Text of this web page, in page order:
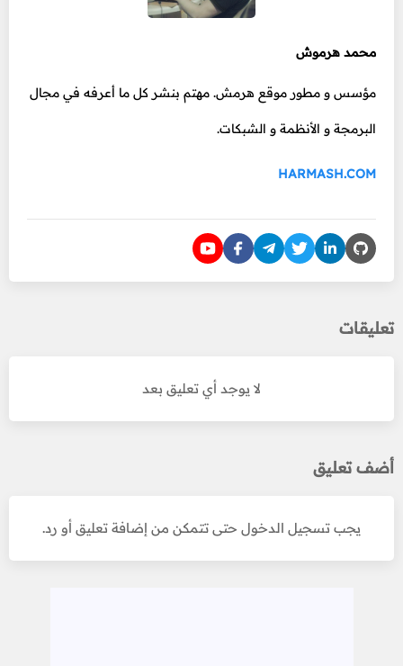
محمد هرموش
مؤسس و مطور موقع هرمش. مهتم بنشر كل ما أعرفه في مجال
البرمجة و الأنظمة و الشبكات.
HARMASH.COM
تعليقات
لا يوجد أي تعليق بعد
أضف تعليق
يجب تسجيل الدخول حتى تتمكن من إضافة تعليق أو رد.